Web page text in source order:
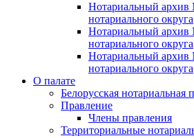
Нотариальный архив
нотариального округа
Нотариальный архив
нотариального округа
Нотариальный архив
нотариального округа
О палате
Белорусская нотариальная
Правление
Члены правления
Территориальные